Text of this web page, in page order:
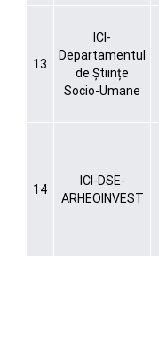
13
ICI-
Departamentul
de Științe
Socio-Umane
14
ICI-DSE-
ARHEOINVEST